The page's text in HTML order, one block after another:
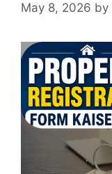
May 8, 2026 by